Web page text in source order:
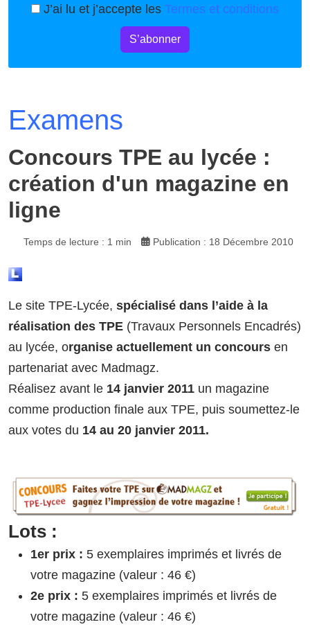
J’ai lu et j’accepte les Termes et conditions
S’abonner
Examens
Concours TPE au lycée :
création d'un magazine en
ligne
Temps de lecture : 1 min Publication : 18 Décembre 2010
Le site TPE-Lycée, spécialisé dans l’aide à la
réalisation des TPE (Travaux Personnels Encadrés)
au lycée, organise actuellement un concours en
partenariat avec Madmagz.
Réalisez avant le 14 janvier 2011 un magazine
comme production finale aux TPE, puis soumettez-le
aux votes du 14 au 20 janvier 2011.
Lots :
1er prix : 5 exemplaires imprimés et livrés de
votre magazine (valeur : 46 €)
2e prix : 5 exemplaires imprimés et livrés de
votre magazine (valeur : 46 €)